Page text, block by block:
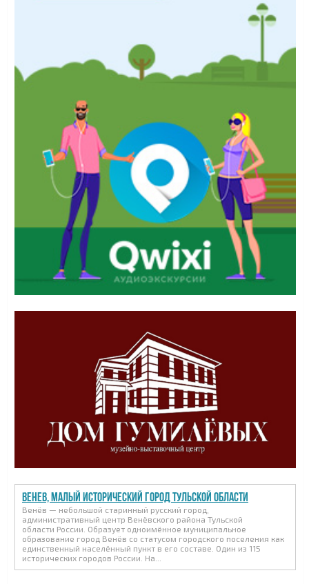
Венев, малый исторический город Тульской области
Венёв — небольшой старинный русский город,
административный центр Венёвского района Тульской
области России. Образует одноимённое муниципальное
образование город Венёв со статусом городского поселения как
единственный населённый пункт в его составе. Один из 115
исторических городов России. На...